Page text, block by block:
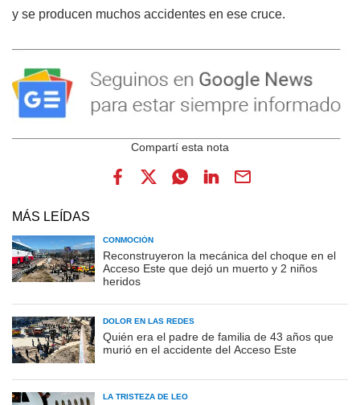
y se producen muchos accidentes en ese cruce.
MÁS LEÍDAS
CONMOCIÓN
Reconstruyeron la mecánica del choque en el
Acceso Este que dejó un muerto y 2 niños
heridos
DOLOR EN LAS REDES
Quién era el padre de familia de 43 años que
murió en el accidente del Acceso Este
LA TRISTEZA DE LEO